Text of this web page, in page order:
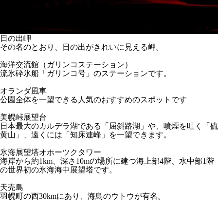
日の出岬
その名のとおり、日の出がきれいに見える岬。
海洋交流館（ガリンコステーション）
流氷砕氷船「ガリンコ号」のステーションです。
オランダ風車
公園全体を一望できる人気のおすすめのスポットです
美幌峠展望台
日本最大のカルデラ湖である「屈斜路湖」や、噴煙を吐く「硫
黄山」、遠くには「知床連峰」を一望できます。
氷海展望塔オホーツクタワー
海岸から約1km、深さ10mの場所に建つ海上部4階、水中部1階
の世界初の氷海海中展望塔です。
天売島
羽幌町の西30kmにあり、海鳥のウトウが有名。